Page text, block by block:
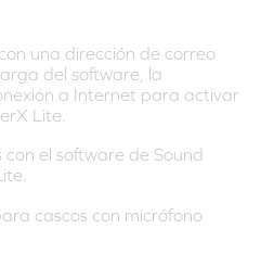
una dirección de correo
del software, la
a Internet para activar
Lite.
el software de Sound
cascos con micrófono